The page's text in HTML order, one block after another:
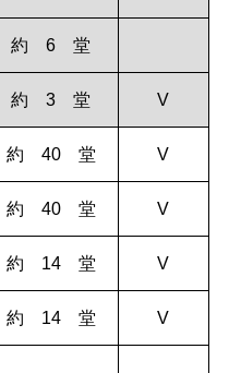
約 6 堂
約 3 堂 V
約 40 堂 V
約 40 堂 V
約 14 堂 V
約 14 堂 V